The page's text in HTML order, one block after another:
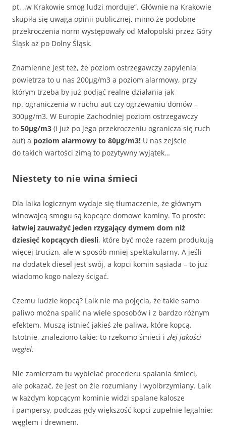
pt. „w Krakowie smog ludzi morduje”. Głównie na Krakowie
skupiła się uwaga opinii publicznej, mimo że podobne
przekroczenia norm występowały od Małopolski przez Góry
Śląsk aż po Dolny Śląsk.
Znamienne jest też, że poziom ostrzegawczy zapylenia
powietrza to u nas 200µg/m3 a poziom alarmowy, przy
którym trzeba by już podjąć realne działania jak
np. ograniczenia w ruchu aut czy ogrzewaniu domów –
300µg/m3. W Europie Zachodniej poziom ostrzegawczy
to 50µg/m3 (i już po jego przekroczeniu ogranicza się ruch
aut) a poziom alarmowy to 80µg/m3! U nas zejście
do takich wartości zimą to pozytywny wyjątek…
Niestety to nie wina śmieci
Dla laika logicznym wydaje się tłumaczenie, że głównym
winowajcą smogu są kopcące domowe kominy. To proste:
łatwiej zauważyć jeden rzygający dymem dom niż
dziesięć kopcących diesli, które być może razem produkują
więcej trucizn, ale w sposób mniej spektakularny. A jeśli
na dodatek diesel jest swój, a kopci komin sąsiada – to już
wiadomo kogo należy ścigać.
Czemu ludzie kopcą? Laik nie ma pojęcia, że takie samo
paliwo można spalić na wiele sposobów i z bardzo różnym
efektem. Muszą istnieć jakieś złe paliwa, które kopcą.
Istotnie, znaleziono takie: to rzekomo śmieci i złej jakości
węgiel.
Nie zamierzam tu wybielać procederu spalania śmieci,
ale pokazać, że jest on źle rozumiany i wyolbrzymiany. Laik
w każdym kopcącym kominie widzi spalane kalosze
i pampersy, podczas gdy większość kopci zupełnie legalnie:
węglem i drewnem.